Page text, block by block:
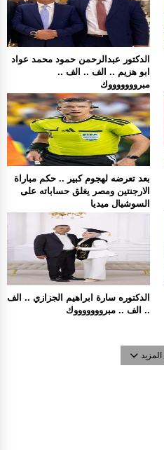
الدكتور عبدالرحمن حمود محمد عواد
ابو هزيم .. الف .. الف ..
مبروووووووك
بعد تعرضه لهجوم كبير .. حكم مباراة
الارجنتين ومصر يغلق حساباته على
السوشيال ميديا
الدكتوره سارة ابراهيم الجزازي .. الف
.. الف .. مبروووووووك